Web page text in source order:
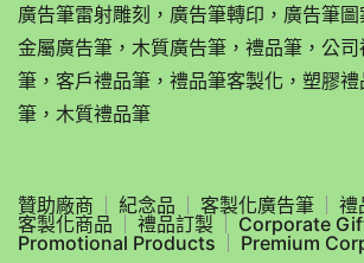
廣告筆雷射雕刻，廣告筆轉印，廣告筆圖
金屬廣告筆，木質廣告筆，禮品筆，公
筆，客戶禮品筆，禮品筆客製化，塑膠
筆，木質禮品筆
贊助廠商 紀念品 客製化廣告筆 禮
客製化商品
禮品訂製
Corporate
Promotional Products
Premium